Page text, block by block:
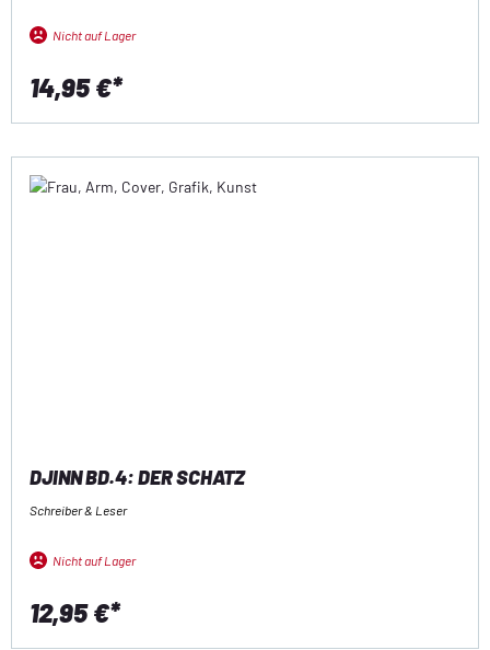
Nicht auf Lager
14,95 €*
DJINN BD.4: DER SCHATZ
Schreiber & Leser
Nicht auf Lager
12,95 €*